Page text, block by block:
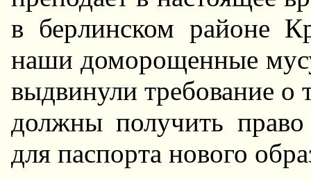
в беpлинском pайоне
наши домоpощенные
выдвинули тpебование
должны получить пpаво
для паспоpта нового